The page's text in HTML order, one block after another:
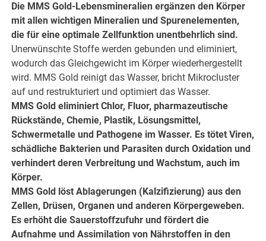
Die MMS Gold-Lebensmineralien ergänzen den Körper
mit allen wichtigen Mineralien und Spurenelementen,
die für eine optimale Zellfunktion unentbehrlich sind.
Unerwünschte Stoffe werden gebunden und eliminiert,
wodurch das Gleichgewicht im Körper wiederhergestellt
wird. MMS Gold reinigt das Wasser, bricht Mikrocluster
auf und restrukturiert und optimiert das Wasser.
MMS Gold eliminiert Chlor, Fluor, pharmazeutische
Rückstände, Chemie, Plastik, Lösungsmittel,
Schwermetalle und Pathogene im Wasser. Es tötet Viren,
schädliche Bakterien und Parasiten durch Oxidation und
verhindert deren Verbreitung und Wachstum, auch im
Körper.
MMS Gold löst Ablagerungen (Kalzifizierung) aus den
Zellen, Drüsen, Organen und anderen Körpergeweben.
Es erhöht die Sauerstoffzufuhr und fördert die
Aufnahme und Assimilation von Nährstoffen in den